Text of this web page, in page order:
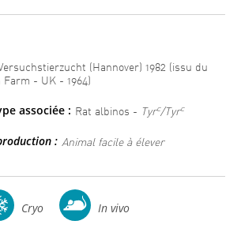
(Hannover) 1982 (issu du
- UK - 1964)
associée : Rat albinos - Tyrc/Tyrc
: Animal facile à élever
Cryo In vivo